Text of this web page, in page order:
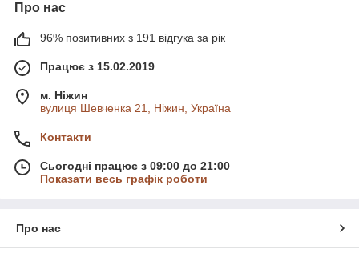
Про нас
96% позитивних з 191 відгука за рік
Працює з 15.02.2019
м. Ніжин
вулиця Шевченка 21, Ніжин, Україна
Контакти
Сьогодні працює з 09:00 до 21:00
Показати весь графік роботи
Про нас